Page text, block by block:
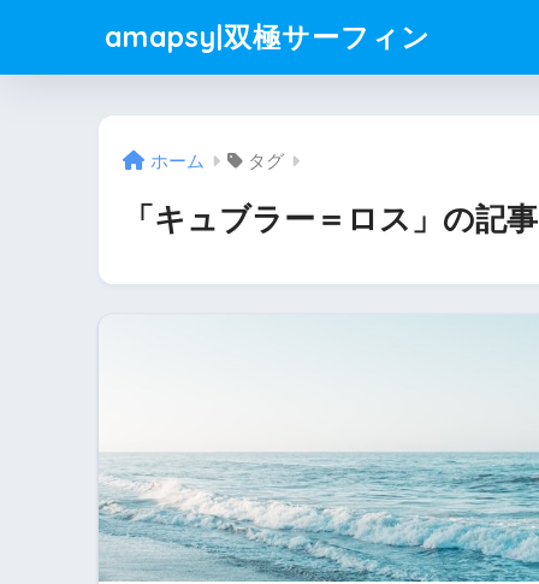
amapsy|双極サーフィン
ホーム タグ
「キュブラー＝ロス」の記